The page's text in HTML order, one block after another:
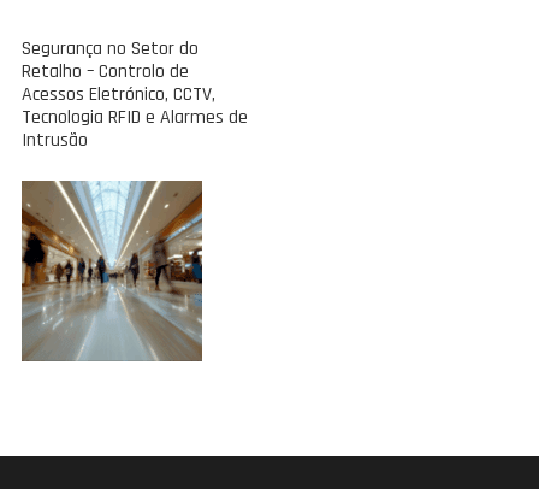
Segurança no Setor do
Retalho – Controlo de
Acessos Eletrónico, CCTV,
Tecnologia RFID e Alarmes de
Intrusão